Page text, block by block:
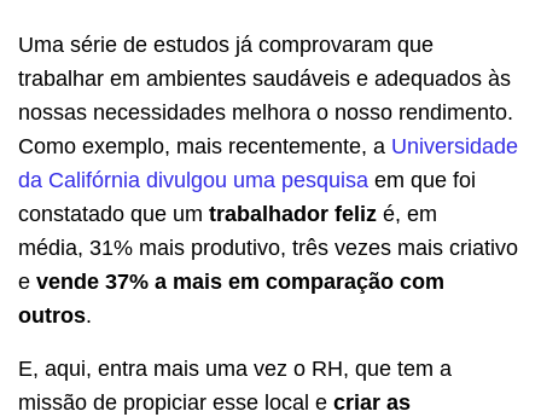
Uma série de estudos já comprovaram que
trabalhar em ambientes saudáveis e adequados às
nossas necessidades melhora o nosso rendimento.
Como exemplo, mais recentemente, a Universidade
da Califórnia divulgou uma pesquisa em que foi
constatado que um trabalhador feliz é, em
média, 31% mais produtivo, três vezes mais criativo
e vende 37% a mais em comparação com
outros.
E, aqui, entra mais uma vez o RH, que tem a
missão de propiciar esse local e criar as